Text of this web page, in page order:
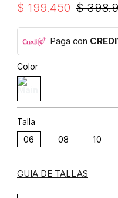
$ 398.
$ 199.450
Paga con
Color
Talla
06 08 10
GUIA DE TALLAS